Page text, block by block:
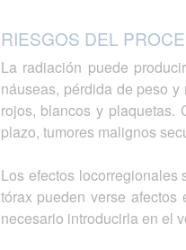
RIESGOS DEL
La radiación puede
náuseas, pérdida de peso
rojos, blancos y plaquetas.
plazo, tumores malignos
Los efectos
tórax pueden verse
necesario introducirla en el